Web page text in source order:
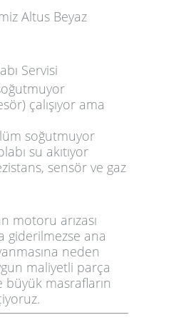
Altus Beyaz
Servisi
çalışıyor ama
soğutmuyor
su akıtıyor
sensör ve gaz
motoru arızası
giderilmezse ana
neden
maliyetli parça
büyük masrafların